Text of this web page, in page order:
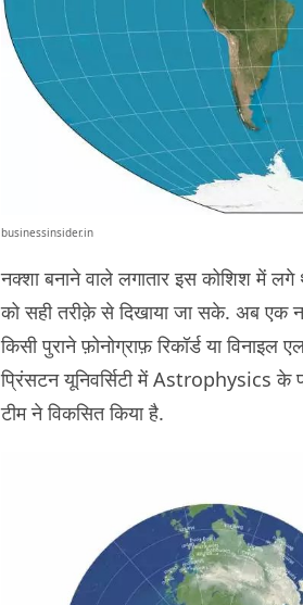
businessinsider.in
नक्शा बनाने वाले लगातार इस कोशिश में
को सही तरीक़े से दिखाया जा सके. अब एक
किसी पुराने फ़ोनोग्राफ़ रिकॉर्ड या
प्रिंसटन यूनिवर्सिटी में Astrophysics के
टीम ने विकसित किया है.